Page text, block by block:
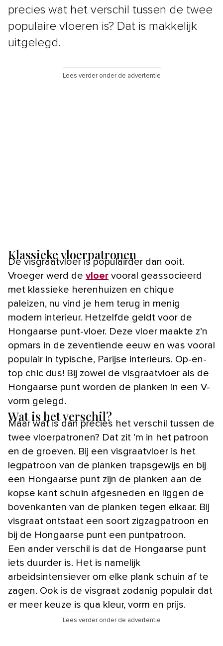
precies wat het verschil tussen de twee
populaire vloeren is? Dat is makkelijk
uitgelegd.
Lees verder onder de advertentie
Klassieke vloerpatronen
De visgraatvloer is populairder dan ooit.
Vroeger werd de vloer vooral geassocieerd
met klassieke herenhuizen en chique
paleizen, nu vind je hem terug in menig
modern interieur. Hetzelfde geldt voor de
Hongaarse punt-vloer. Deze vloer maakte z’n
opmars in de zeventiende eeuw en was vooral
populair in typische, Parijse interieurs. Op-en-
top chic dus! Bij zowel de visgraatvloer als de
Hongaarse punt worden de planken in een V-
vorm gelegd.
Wat is het verschil?
Maar wat is dan precies het verschil tussen de
twee vloerpatronen? Dat zit ’m in het patroon
en de groeven. Bij een visgraatvloer is het
legpatroon van de planken trapsgewijs en bij
een Hongaarse punt zijn de planken aan de
kopse kant schuin afgesneden en liggen de
bovenkanten van de planken tegen elkaar. Bij
visgraat ontstaat een soort zigzagpatroon en
bij de Hongaarse punt een puntpatroon.
Een ander verschil is dat de Hongaarse punt
iets duurder is. Het is namelijk
arbeidsintensiever om elke plank schuin af te
zagen. Ook is de visgraat zodanig populair dat
er meer keuze is qua kleur, vorm en prijs.
Lees verder onder de advertentie